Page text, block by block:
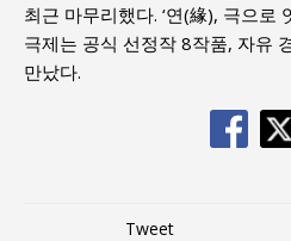
최근 마무리했다. ‘연(緣), 극으로
극제는 공식 선정작 8작품, 자유
만났다.
Tweet